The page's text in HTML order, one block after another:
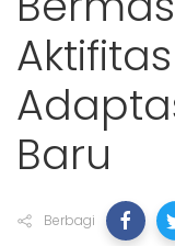
Baru
Berbagi